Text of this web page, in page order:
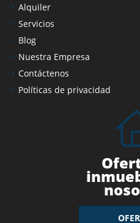
Alquiler
Servicios
Blog
Nuestra Empresa
Contáctenos
Políticas de privacidad